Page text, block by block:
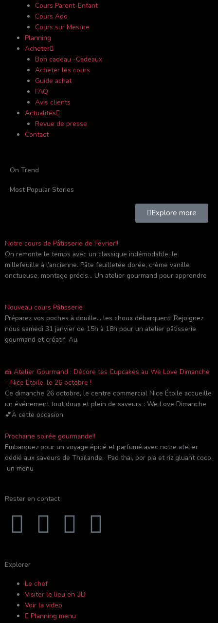
Cours Parent-Enfant
Cours Ado
Cours sur Mesure
Planning
Acheter
Bon cadeau -Cadeaux
Acheter les cours
Guide achat
FAQ
Avis clients
Actualités
Revue de presse
Contact
On Trend
Most Popular Stories
Explore more
Notre cours de Pâtisserie de Février!!
On remonte le temps avec un classique indémodable: le
millefeuille à l’ancienne. Pâte feuilletée dorée, crème vanille
onctueuse, montage précis… Un atelier gourmand pour apprendre
Nouveau cours Pâtisserie
Préparez vos poches à douille… les choux débarquent! Rejoignez
nous samedi 31 janvier de 15h à 18h pour un atelier pâtisserie
gourmand et créatif. Au
🍰 Atelier Gourmand : Décore tes Cupcakes au We Love Dimanche
– Nice Étoile, le 26 octobre !
Ce dimanche 26 octobre, le centre commercial Nice Étoile accueille
un événement tout doux et plein de saveurs : We Love Dimanche
💕À cette occasion,
Prochaine soirée gourmande!!
Embarquez pour un voyage épicé et parfumé avec notre atelier
dédié aux saveurs de Thaïlande: Pad thai, por pia et riz gluant coco.
un menu
Rester en contact
F
c
e
Y
u
t
I
t
T
Explorer
Le chef
Visiter le lieu en 3D
Voir la video
Planning menu